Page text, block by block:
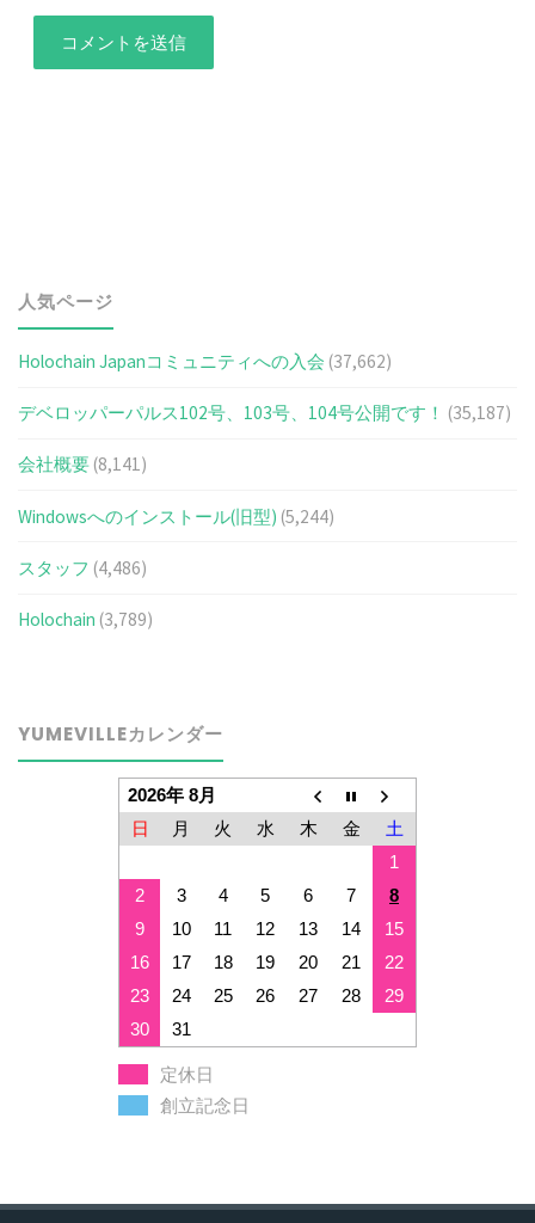
人気ページ
Holochain Japanコミュニティへの入会 (37,662)
デベロッパーパルス102号、103号、104号公開です！ (35,187)
会社概要 (8,141)
Windowsへのインストール(旧型) (5,244)
スタッフ (4,486)
Holochain (3,789)
YUMEVILLEカレンダー
2026年 8月
日
月 火 水 木 金
土
1
2
3 4 5 6 7
8
9
10 11 12 13 14
15
16
17 18 19 20 21
22
23
24 25 26 27 28
29
30
31
定休日
創立記念日